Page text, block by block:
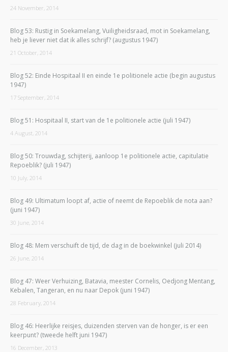
24 November, 2014
Blog 53: Rustig in Soekamelang, Vuiligheidsraad, mot in Soekamelang,
heb je liever niet dat ik alles schrijf? (augustus 1947)
21 October, 2014
Blog 52: Einde Hospitaal II en einde 1e politionele actie (begin augustus
1947)
17 September, 2014
Blog 51: Hospitaal II, start van de 1e politionele actie (juli 1947)
4 August, 2014
Blog 50: Trouwdag, schijterij, aanloop 1e politionele actie, capitulatie
Repoeblik? (juli 1947)
10 July, 2014
Blog 49: Ultimatum loopt af, actie of neemt de Repoeblik de nota aan?
(juni 1947)
30 June, 2014
Blog 48: Mem verschuift de tijd, de dag in de boekwinkel (juli 2014)
26 June, 2014
Blog 47: Weer Verhuizing, Batavia, meester Cornelis, Oedjong Mentang,
Kebalen, Tangeran, en nu naar Depok (juni 1947)
28 February, 2014
Blog 46: Heerlijke reisjes, duizenden sterven van de honger, is er een
keerpunt? (tweede helft juni 1947)
16 December, 2013